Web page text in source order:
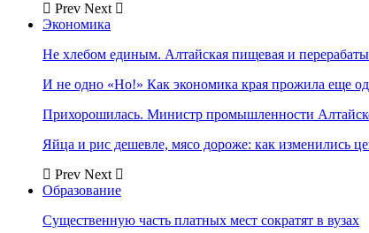
Prev Next
Экономика
Не хлебом единым. Алтайская пищевая и
И не одно «Но!» Как экономика края прожила еще
Прихорошилась. Министр промышленности
Яйца и рис дешевле, мясо дороже: как изменились
Prev Next
Образование
Существенную часть платных мест сократят в вузах